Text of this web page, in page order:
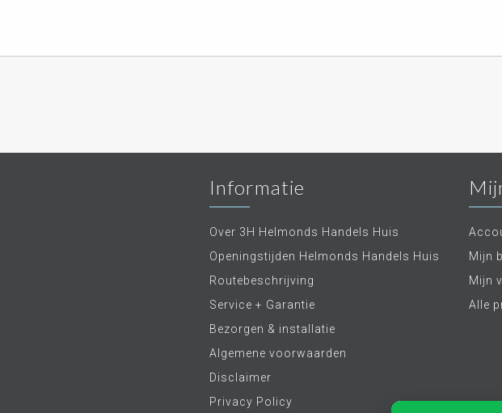
Informatie
Over 3H Helmonds Handels Huis
Openingstijden Helmonds Handels Huis
Routebeschrijving
Service + Garantie
Bezorgen & installatie
Algemene voorwaarden
Disclaimer
Privacy Policy
Mijn
Mijn
Alle